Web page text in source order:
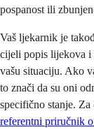
pospanost ili
Vaš ljekarnik je
cijeli popis lijekova i
vašu situaciju. Ako
to znači da su oni
specifično stanje.
referentni priručnik